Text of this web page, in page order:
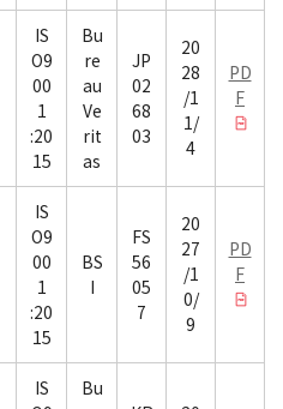
IS
O9
00
1
:20
15
Bu
re
au
Ve
rit
as
JP
02
68
03
20
28
/1
1/
4
PD
F
IS
O9
00
1
:20
15
BS
I
FS
56
05
7
20
27
/1
0/
9
PD
F
IS
Bu